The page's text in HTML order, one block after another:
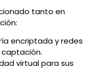
tanto en
encriptada y redes
virtual para sus